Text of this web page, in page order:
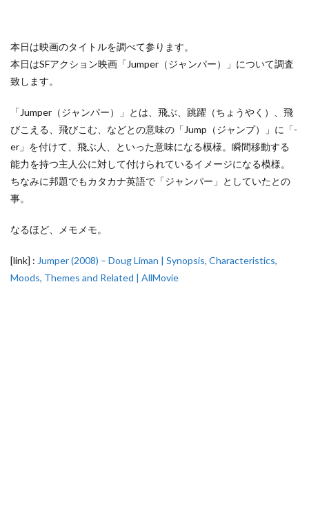
本日は映画のタイトルを調べて参ります。
本日はSFアクション映画「Jumper（ジャンパー）」について調査
致します。
「Jumper（ジャンパー）」とは、飛ぶ、跳躍（ちょうやく）、飛
びこえる、飛びこむ、などとの意味の「Jump（ジャンプ）」に「-
er」を付けて、飛ぶ人、といった意味になる模様。瞬間移動する
能力を持つ主人公に対して付けられているイメージになる模様。
ちなみに邦題でもカタカナ英語で「ジャンパー」としていたとの
事。
なるほど、メモメモ。
[link] : Jumper (2008) – Doug Liman | Synopsis, Characteristics,
Moods, Themes and Related | AllMovie